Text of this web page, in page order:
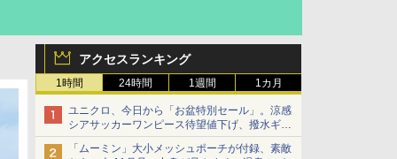
アクセスランキング
1時間 24時間 1週間 1カ月
ユニクロ、今日から「お盆特別セール」。涼感
シアサッカーワンピース待望値下げ、撥水ギア
ショーツは1990円に
「ムーミン」大小メッシュポーチが付録、素敵